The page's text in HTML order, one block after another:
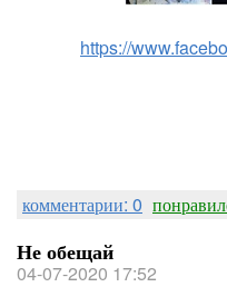
https://
комментарии: 0
Не обещай
04-07-2020 17:52